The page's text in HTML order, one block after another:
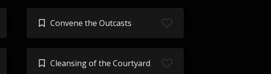
Convene the Outcasts
Cleansing of the Courtyard